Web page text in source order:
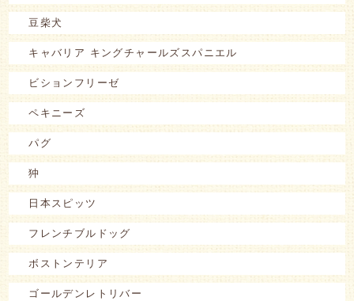
豆柴犬
キャバリア キングチャールズスパニエル
ビションフリーゼ
ペキニーズ
パグ
狆
日本スピッツ
フレンチブルドッグ
ボストンテリア
ゴールデンレトリバー